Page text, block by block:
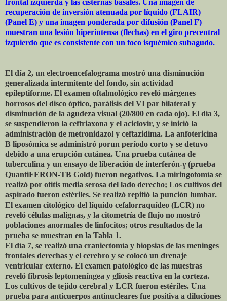
recuperación de inversión atenuada por líquido (FLAIR)
(Panel E) y una imagen ponderada por difusión (Panel F)
muestran una lesión hiperintensa (flechas) en el giro precentral
izquierdo que es consistente con un foco isquémico subagudo.
El día 2, un electroencefalograma mostró una disminución
generalizada intermitente del fondo, sin actividad
epileptiforme. El examen oftalmológico reveló márgenes
borrosos del disco óptico, parálisis del VI par bilateral y
disminución de la agudeza visual (20/800 en cada ojo). El día 3,
se suspendieron la ceftriaxona y el aciclovir, y se inició la
administración de metronidazol y ceftazidima. La anfotericina
B liposómica se administró porun período corto y se detuvo
debido a una erupción cutánea. Una prueba cutánea de
tuberculina y un ensayo de liberación de interferón-γ (prueba
QuantiFERON-TB Gold) fueron negativos. La miringotomía se
realizó por otitis media serosa del lado derecho; Los cultivos del
aspirado fueron estériles. Se realizó repitió la punción lumbar.
El examen citológico del líquido cefalorraquídeo (LCR) no
reveló células malignas, y la citometría de flujo no mostró
poblaciones anormales de linfocitos; otros resultados de la
prueba se muestran en la Tabla 1.
El día 7, se realizó una craniectomía y biopsias de las meninges
frontales derechas y el cerebro y se colocó un drenaje
ventricular externo. El examen patológico de las muestras
reveló fibrosis leptomeníngea y gliosis reactiva en la corteza.
Los cultivos de tejido cerebral y LCR fueron estériles. Una
prueba para anticuerpos antinucleares fue positiva a diluciones